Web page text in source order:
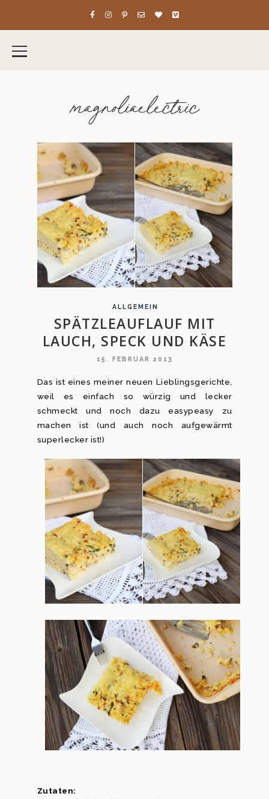
magnoliaelectric
ALLGEMEIN
SPÄTZLEAUFLAUF MIT
LAUCH, SPECK UND KÄSE
15. FEBRUAR 2013
Das ist eines meiner neuen Lieblingsgerichte,
weil es einfach so würzig und lecker
schmeckt und noch dazu easypeasy zu
machen ist (und auch noch aufgewärmt
superlecker ist!)
Zutaten: